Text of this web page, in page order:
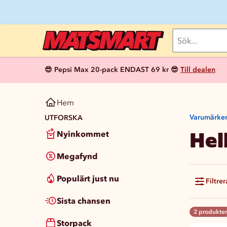
😎 Pepsi Max 20-pack ENDAST 69 kr 😎 Till dealen
Hem
UTFORSKA
Nyinkommet
Megafynd
Populärt just nu
Sista chansen
Storpack
2 produkter